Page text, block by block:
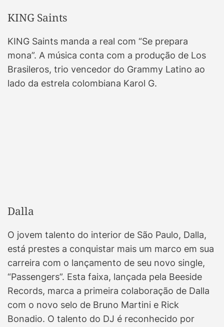
KING Saints
KING Saints manda a real com “Se prepara
mona”. A música conta com a produção de Los
Brasileros, trio vencedor do Grammy Latino ao
lado da estrela colombiana Karol G.
Dalla
O jovem talento do interior de São Paulo, Dalla,
está prestes a conquistar mais um marco em sua
carreira com o lançamento de seu novo single,
“Passengers”. Esta faixa, lançada pela Beeside
Records, marca a primeira colaboração de Dalla
com o novo selo de Bruno Martini e Rick
Bonadio. O talento do DJ é reconhecido por